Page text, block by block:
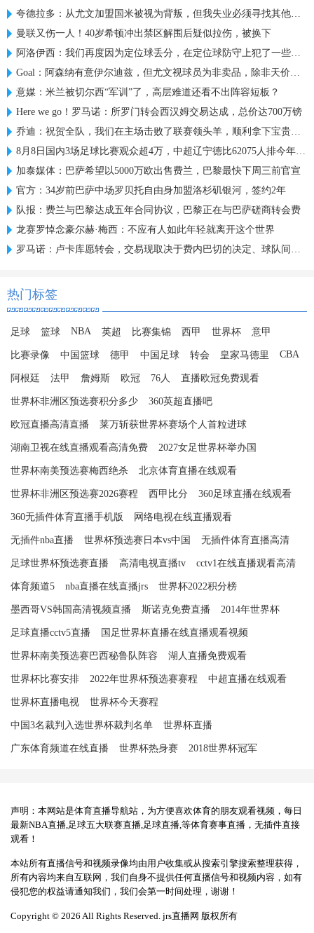
夸德拉多：从尤文加盟国米被视为背叛，但我失业必须寻找其他选择
曼联又伤一人！40岁希顿冲出禁区解围后疑似拉伤，被换下
阿洛伊西：我们再度因为定位球丢分，在定位球防守上犯了一些错误
Goal：阿森纳有意伊尔迪兹，但尤文视球员为非卖品，除非天价购买
意媒：米兰被切尔西“军训”了，高层难道还看不出阵容短板？
Here we go！罗马诺：所罗门转会西汉姆交易达成，总价达700万镑
乔迪：祝贺全队，我们在主场击败了联赛领头羊，顺利拿下宝贵三分
8月8日国内3场足球比赛观众超4万，中超辽宁德比62075人排今年第6
加泰媒体：巴萨希望以5000万欧出售费兰，巴黎最快下周三前官宣
官方：34岁前巴萨中场罗贝托自由身加盟洛杉矶银河，签约2年
队报：费兰与巴黎达成五年合同协议，巴黎正在与巴萨磋商转会费
龙赛罗悼念豪尔赫·梅西：不应有人如此年轻就离开这个世界
罗马诺：卢卡库愿转会，交易现取决于费内巴切的决定、球队间谈判
热门标签
足球 篮球 NBA 英超 比赛集锦 西甲 世界杯 意甲
比赛录像 中国篮球 德甲 中国足球 转会 皇家马德里 CBA
阿根廷 法甲 詹姆斯 欧冠 76人 直播欧冠免费观看
世界杯非洲区预选赛积分多少 360英超直播吧
欧冠直播高清直播 莱万斩获世界杯赛场个人首粒进球
湖南卫视在线直播观看高清免费 2027女足世界杯举办国
世界杯南美预选赛梅西绝杀 北京体育直播在线观看
世界杯非洲区预选赛2026赛程 西甲比分 360足球直播在线观看
360无插件体育直播手机版 网络电视在线直播观看
无插件nba直播 世界杯预选赛日本vs中国 无插件体育直播高清
足球世界杯预选赛直播 高清电视直播tv cctv1在线直播观看高清
体育频道5 nba直播在线直播jrs 世界杯2022积分榜
墨西哥VS韩国高清视频直播 斯诺克免费直播 2014年世界杯
足球直播cctv5直播 国足世界杯直播在线直播观看视频
世界杯南美预选赛巴西秘鲁队阵容 湖人直播免费观看
世界杯比赛安排 2022年世界杯预选赛赛程 中超直播在线观看
世界杯直播电视 世界杯今天赛程
中国3名裁判入选世界杯裁判名单 世界杯直播
广东体育频道在线直播 世界杯热身赛 2018世界杯冠军
声明：本网站是体育直播导航站，为方便喜欢体育的朋友观看视频，每日
最新NBA直播,足球五大联赛直播,足球直播,等体育赛事直播，无插件直接
观看！
本站所有直播信号和视频录像均由用户收集或从搜索引擎搜索整理获得，
所有内容均来自互联网，我们自身不提供任何直播信号和视频内容，如有
侵犯您的权益请通知我们，我们会第一时间处理，谢谢！
Copyright © 2026 All Rights Reserved. jrs直播网 版权所有